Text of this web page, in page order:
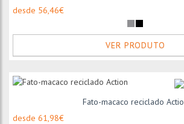
desde 56,46€
VER PRODUTO
Fato-macaco reciclado
desde 61,98€